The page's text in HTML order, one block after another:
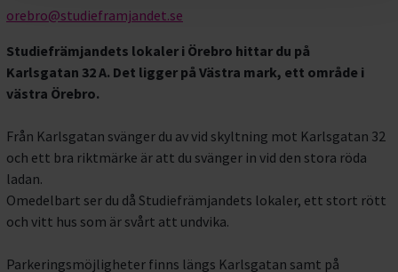
orebro@studieframjandet.se
Studiefrämjandets lokaler i Örebro hittar du på
Karlsgatan 32 A. Det ligger på Västra mark, ett område i
västra Örebro.
Från Karlsgatan svänger du av vid skyltning mot Karlsgatan 32
och ett bra riktmärke är att du svänger in vid den stora röda
ladan.
Omedelbart ser du då Studiefrämjandets lokaler, ett stort rött
och vitt hus som är svårt att undvika.
Parkeringsmöjligheter finns längs Karlsgatan samt på